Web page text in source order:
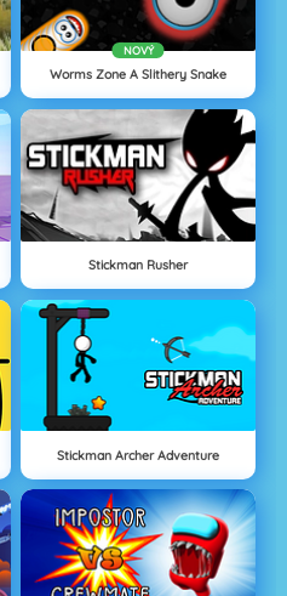
NOVÝ
Worms Zone A Slithery Snake
Stickman Rusher
Stickman Archer Adventure